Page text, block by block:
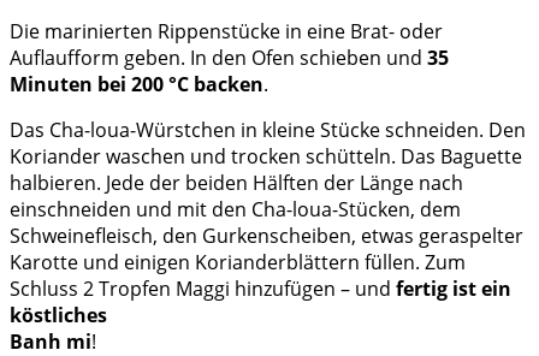
Die marinierten Rippenstücke in eine Brat- oder
Auflaufform geben. In den Ofen schieben und 35
Minuten bei 200 °C backen.
Das Cha-loua-Würstchen in kleine Stücke schneiden. Den
Koriander waschen und trocken schütteln. Das Baguette
halbieren. Jede der beiden Hälften der Länge nach
einschneiden und mit den Cha-loua-Stücken, dem
Schweinefleisch, den Gurkenscheiben, etwas geraspelter
Karotte und einigen Korianderblättern füllen. Zum
Schluss 2 Tropfen Maggi hinzufügen – und fertig ist ein
köstliches
Banh mi!